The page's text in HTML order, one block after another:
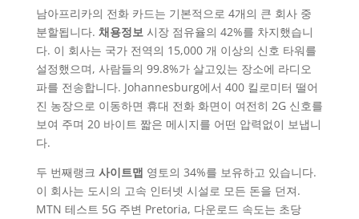
남아프리카의 전화 카드는 기본적으로 4개의 큰 회사 중
분할됩니다. 채용정보시장 점유율의 42%를 차지했습니
다. 이 회사는 국가 전역의 15,000 개 이상의 신호 타워를
설정했으며, 사람들의 99.8%가 살고있는 장소에 라디오
파를 전송합니다. Johannesburg에서 400 킬로미터 떨어
진 농장으로 이동하면 휴대 전화 화면이 여전히 2G 신호를
보여 주며 20 바이트 짧은 메시지를 어떤 압력없이 보냅니
다.
두 번째랭크 사이트맵 영토의 34%를 보유하고 있습니다.
이 회사는 도시의 고속 인터넷 시설로 모든 돈을 던져.
MTN 테스트 5G 주변 Pretoria, 다운로드 속도는 초당